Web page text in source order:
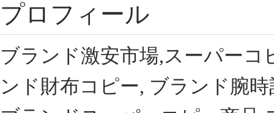
プロフィール
ブランド激安市場,スーパー
ンド財布コピー, ブランド腕